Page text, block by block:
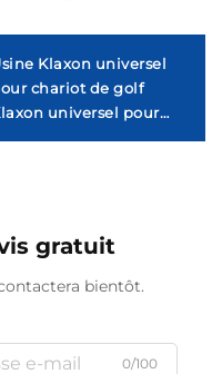
Klaxon universel
chariot de golf
universel pour
gratuit
bientôt.
0/100